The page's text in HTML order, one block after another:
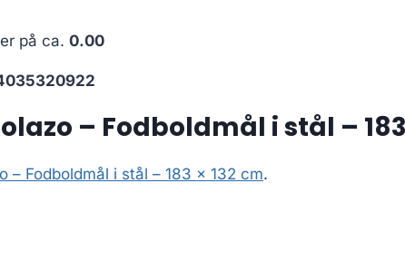
på ca. 0.00
– Fodboldmål i stål – 183
– Fodboldmål i stål – 183 x 132 cm.